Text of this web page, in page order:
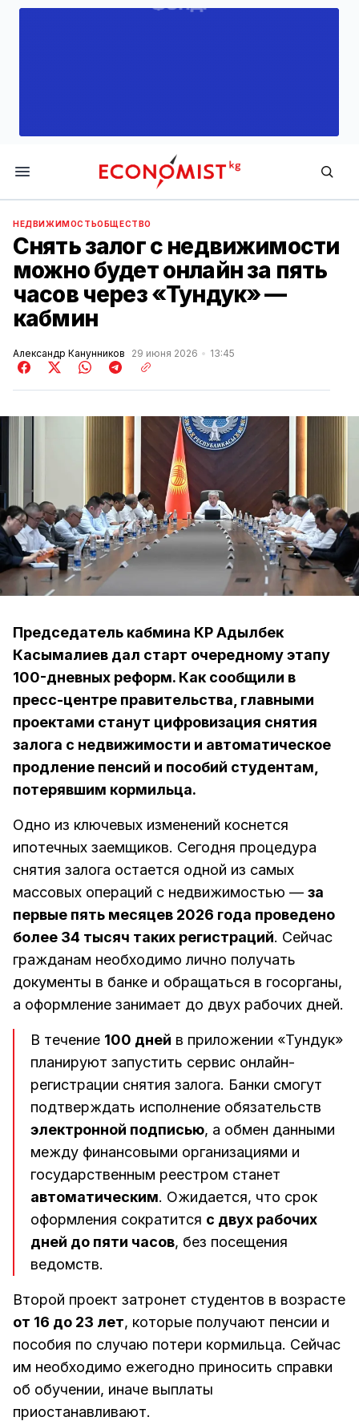
Economist.kg
НЕДВИЖИМОСТЬОБЩЕСТВО
Снять залог с недвижимости
можно будет онлайн за пять
часов через «Тундук» —
кабмин
Александр Канунников 29 июня 2026 13:45
Председатель кабмина КР Адылбек
Касымалиев дал старт очередному этапу
100-дневных реформ. Как сообщили в
пресс-центре правительства, главными
проектами станут цифровизация снятия
залога с недвижимости и автоматическое
продление пенсий и пособий студентам,
потерявшим кормильца.
Одно из ключевых изменений коснется
ипотечных заемщиков. Сегодня процедура
снятия залога остается одной из самых
массовых операций с недвижимостью — за
первые пять месяцев 2026 года проведено
более 34 тысяч таких регистраций. Сейчас
гражданам необходимо лично получать
документы в банке и обращаться в госорганы,
а оформление занимает до двух рабочих дней.
В течение 100 дней в приложении «Тундук»
планируют запустить сервис онлайн-
регистрации снятия залога. Банки смогут
подтверждать исполнение обязательств
электронной подписью, а обмен данными
между финансовыми организациями и
государственным реестром станет
автоматическим. Ожидается, что срок
оформления сократится с двух рабочих
дней до пяти часов, без посещения
ведомств.
Второй проект затронет студентов в возрасте
от 16 до 23 лет, которые получают пенсии и
пособия по случаю потери кормильца. Сейчас
им необходимо ежегодно приносить справки
об обучении, иначе выплаты
приостанавливают.